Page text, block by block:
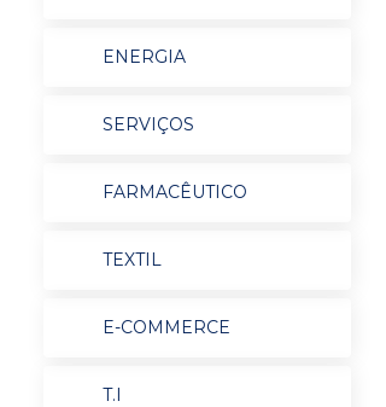
ENERGIA
SERVIÇOS
FARMACÊUTICO
TEXTIL
E-COMMERCE
T.I